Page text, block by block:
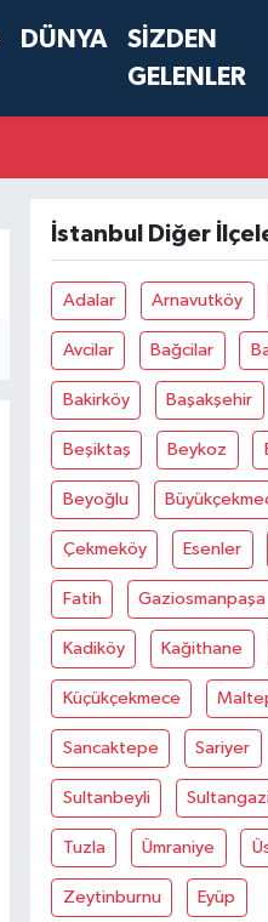
DÜNYA
SİZDEN
GELENLER
İstanbul Diğer
Adalar Arnavutköy
Avcilar Bağcilar
Bakirköy Başakşehir
Beşiktaş Beykoz
Beyoğlu
Çekmeköy Esenler
Fatih Gaziosmanpaşa
Kadiköy Kağithane
Küçükçekmece
Sancaktepe Sariyer
Sultanbeyli
Tuzla Ümraniye
Zeytinburnu Eyüp